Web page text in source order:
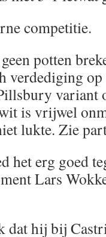
competitie.
potten
verdediging
variant
is vrijwel
lukte. Zie
het erg goed
Lars
dat hij bij